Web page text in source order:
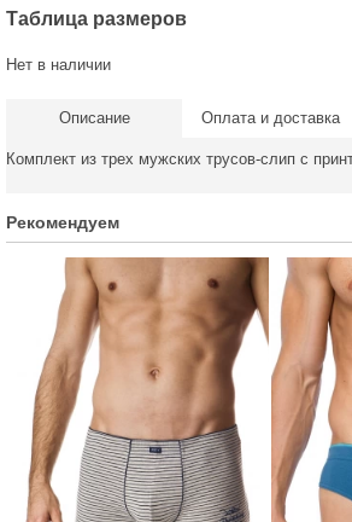
Таблица размеров
Нет в наличии
Описание Оплата и доставка
Комплект из трех мужских трусов-слип с
Рекомендуем